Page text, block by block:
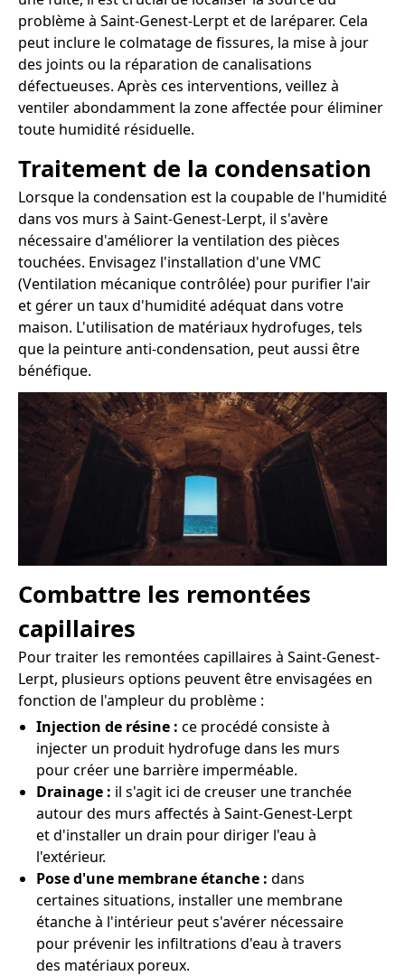
problème à Saint-Genest-Lerpt et de laréparer. Cela
peut inclure le colmatage de fissures, la mise à jour
des joints ou la réparation de canalisations
défectueuses. Après ces interventions, veillez à
ventiler abondamment la zone affectée pour éliminer
toute humidité résiduelle.
Traitement de la condensation
Lorsque la condensation est la coupable de l'humidité
dans vos murs à Saint-Genest-Lerpt, il s'avère
nécessaire d'améliorer la ventilation des pièces
touchées. Envisagez l'installation d'une VMC
(Ventilation mécanique contrôlée) pour purifier l'air
et gérer un taux d'humidité adéquat dans votre
maison. L'utilisation de matériaux hydrofuges, tels
que la peinture anti-condensation, peut aussi être
bénéfique.
Combattre les remontées
capillaires
Pour traiter les remontées capillaires à Saint-Genest-
Lerpt, plusieurs options peuvent être envisagées en
fonction de l'ampleur du problème :
Injection de résine : ce procédé consiste à
injecter un produit hydrofuge dans les murs
pour créer une barrière imperméable.
Drainage : il s'agit ici de creuser une tranchée
autour des murs affectés à Saint-Genest-Lerpt
et d'installer un drain pour diriger l'eau à
l'extérieur.
Pose d'une membrane étanche : dans
certaines situations, installer une membrane
étanche à l'intérieur peut s'avérer nécessaire
pour prévenir les infiltrations d'eau à travers
des matériaux poreux.